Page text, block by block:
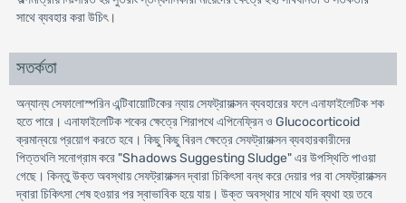
সাথে ব্যবহার করা উচিৎ।
সতর্কতা
অন্যান্য সেফালোস্পরিন এন্টিবায়োটিকের ন্যায় সেফট্রায়াক্সন ব্যবহারের ফলে এনাফাইলেটিক শক
হতে পারে। এনাফাইলেটিক শকের ক্ষেত্রে শিরাপথে এপিনেফ্রিন ও Glucocorticoid
ক্রমান্বয়ে প্রয়োগ করতে হবে। কিছু কিছু বিরল ক্ষেত্রে সেফট্রায়াক্সন ব্যবহারকারীদের
পিত্তথলি সনোগ্রাম করে "Shadows Suggesting Sludge" এর উপস্থিতি পাওয়া
গেছে। কিন্তু উক্ত অবস্থায় সেফট্রায়াক্সন দ্বারা চিকিৎসা বন্ধ করে দেয়ার পর বা সেফট্রায়াক্সন
দ্বারা চিকিৎসা শেষ হওয়ার পর স্বাভাবিক হয়ে যায়। উক্ত অবস্থার সাথে যদি ব্যথা হয় তবে